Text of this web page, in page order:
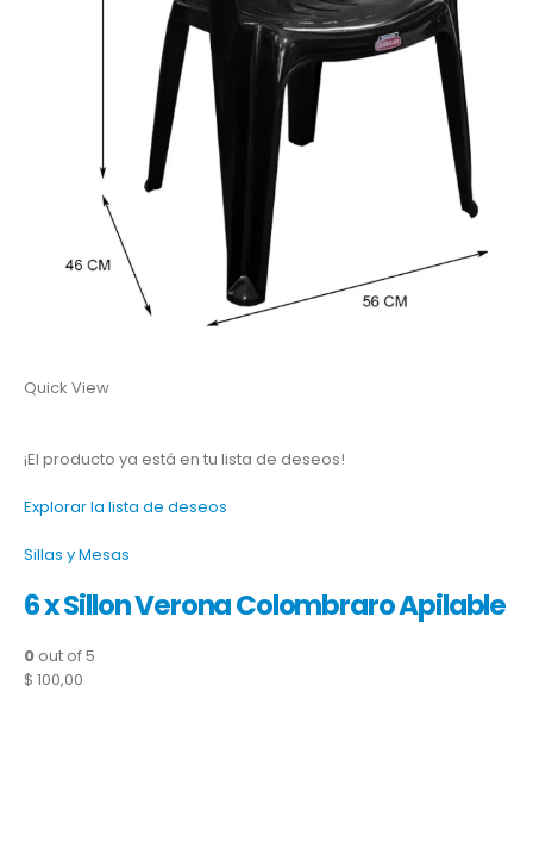
Quick View
¡El producto ya está en tu lista de deseos!
Explorar la lista de deseos
Sillas y Mesas
6 x Sillon Verona Colombraro Apilable
0 out of 5
$ 100,00